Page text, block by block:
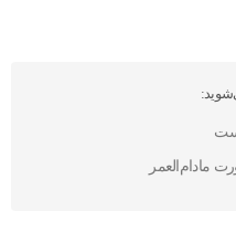
مادام‌العمر